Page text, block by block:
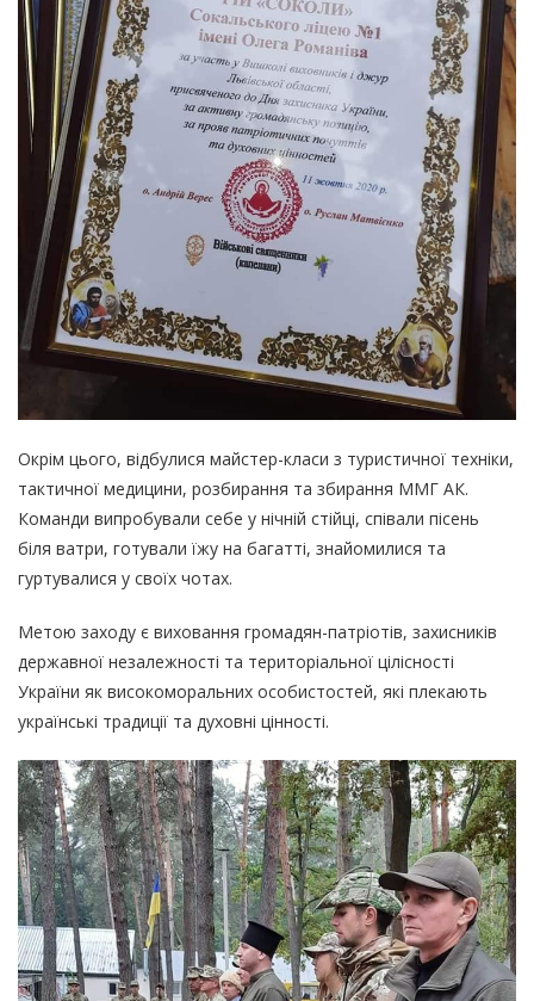
Окрім цього, відбулися майстер-класи з туристичної техніки,
тактичної медицини, розбирання та збирання ММГ АК.
Команди випробували себе у нічній стійці, співали пісень
біля ватри, готували їжу на багатті, знайомилися та
гуртувалися у своїх чотах.
Метою заходу є виховання громадян-патріотів, захисників
державної незалежності та територіальної цілісності
України як високоморальних особистостей, які плекають
українські традиції та духовні цінності.